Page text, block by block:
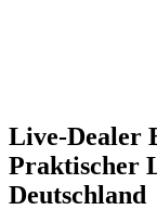
Live-Dealer
Praktischer
Deutschland